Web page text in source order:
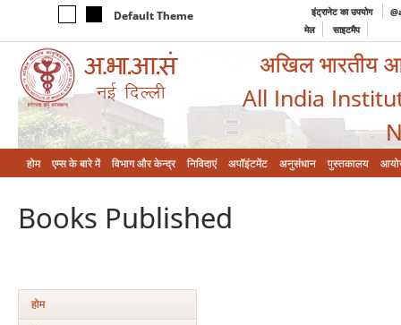
Default Theme इंट्रानेट का उपयोग
मेल
साइटमैप
अखिल भारतीय
All India
होम एम्‍स के बारे में विभाग और केन्‍द्र निविदाएं अपॉइंटमेंट अनुसंधान पुस्तकालय
Books Published
होम